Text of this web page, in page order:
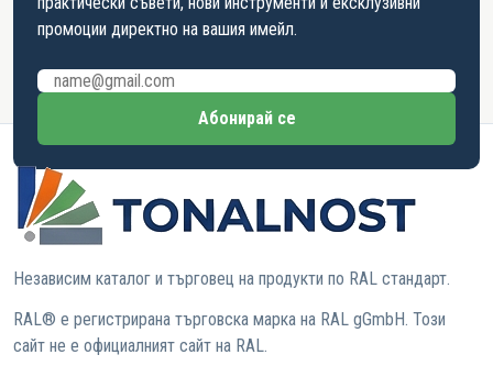
промоции директно на вашия имейл.
Имейл адрес
Абонирай се
Независим каталог и търговец на продукти по RAL стандарт.
RAL® е регистрирана търговска марка на RAL gGmbH. Този
сайт не е официалният сайт на RAL.